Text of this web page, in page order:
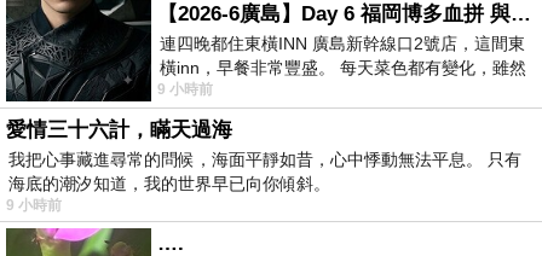
【2026-6廣島】Day 6 福岡博多血拼 與機場接送少年司機深夜對談
連四晚都住東橫INN 廣島新幹線口2號店，這間東
橫inn，早餐非常豐盛。 每天菜色都有變化，雖然
看到工作人員拿出料理包加熱，但
9 小時前
愛情三十六計，瞞天過海
我把心事藏進尋常的問候，海面平靜如昔，心中悸動無法平息。 只有
海底的潮汐知道，我的世界早已向你傾斜。
9 小時前
….